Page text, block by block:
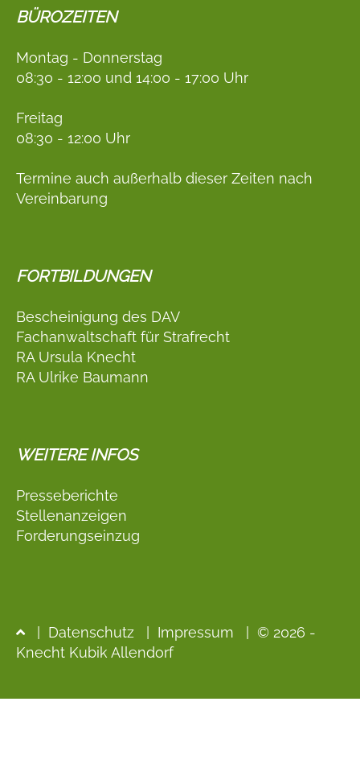
BÜROZEITEN
Montag - Donnerstag
08:30 - 12:00 und 14:00 - 17:00 Uhr
Freitag
08:30 - 12:00 Uhr
Termine auch außerhalb dieser Zeiten nach
Vereinbarung
FORTBILDUNGEN
Bescheinigung des DAV
Fachanwaltschaft für Strafrecht
RA Ursula Knecht
RA Ulrike Baumann
WEITERE INFOS
Presseberichte
Stellenanzeigen
Forderungseinzug
Datenschutz Impressum
| © 2026 -
Knecht Kubik Allendorf